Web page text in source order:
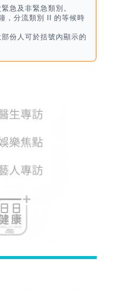
急及非緊急類別。
，分流類別 II 的等候時
份人可於括號內顯示的